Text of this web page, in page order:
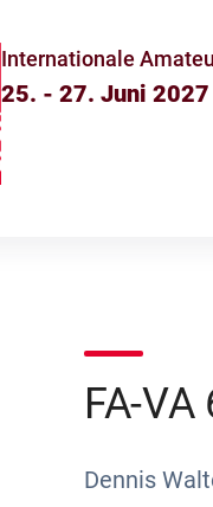
Internationale
25. - 27. Juni 2027
FA-
Dennis